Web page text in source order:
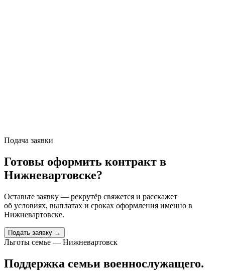
Подача заявки
Готовы оформить контракт в
Нижневартовске?
Оставьте заявку — рекрутёр свяжется и расскажет
об условиях, выплатах и сроках оформления именно в
Нижневартовске.
Подать заявку →
Льготы семье — Нижневартовск
Поддержка семьи военнослужащего.